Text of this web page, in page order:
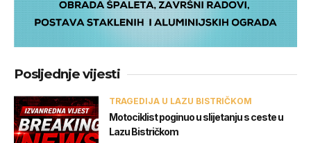
Posljednje vijesti
TRAGEDIJA U LAZU BISTRIČKOM
Motociklist poginuo u slijetanju s ceste u
Lazu Bistričkom